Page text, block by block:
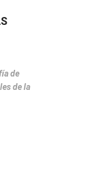
de
de la